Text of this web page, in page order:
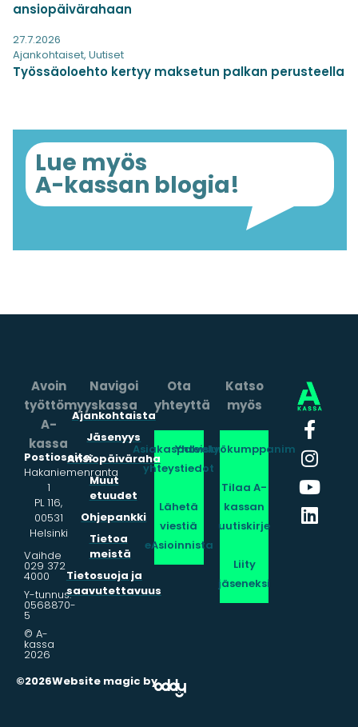
ansiopäivärahaan
27.7.2026
Ajankohtaiset, Uutiset
Työssäoloehto kertyy maksetun palkan perusteella
Lue myös
A-kassan blogia!
Avoin
työttömyyskassa
A-
kassa
Postiosoite:
Hakaniemenranta
1
PL 116,
00531
Helsinki
Vaihde
029 372
4000
Y-tunnus:
0568870-
5
© A-
kassa
2026
Ota
yhteyttä
Asiakaspalvelun
yhteystiedot
Lähetä
viestiä
eAsioinnista
Navigoi
Ajankohtaista
Jäsenyys
Ansiopäiväraha
Muut
etuudet
Ohjepankki
Tietoa
meistä
Tietosuoja ja
saavutettavuus
Katso
myös
Yhteistyökumppanimme
Tilaa A-
kassan
uutiskirje
Liity
jäseneksi
©2026Website magic by